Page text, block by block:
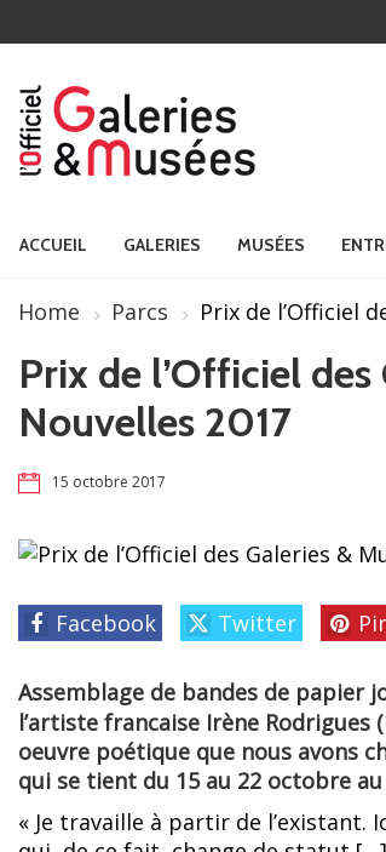
ACCUEIL GALERIES MUSÉES
Home Parcs Prix de l’Officiel
Prix de l’Officiel
Nouvelles 2017
15 octobre 2017
Facebook Twitter
Assemblage de bandes de papier
l’artiste francaise Irène
oeuvre poétique que nous avons
qui se tient du 15 au 22 octobre
« Je travaille à partir de